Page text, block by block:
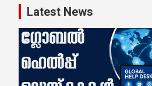
Latest News